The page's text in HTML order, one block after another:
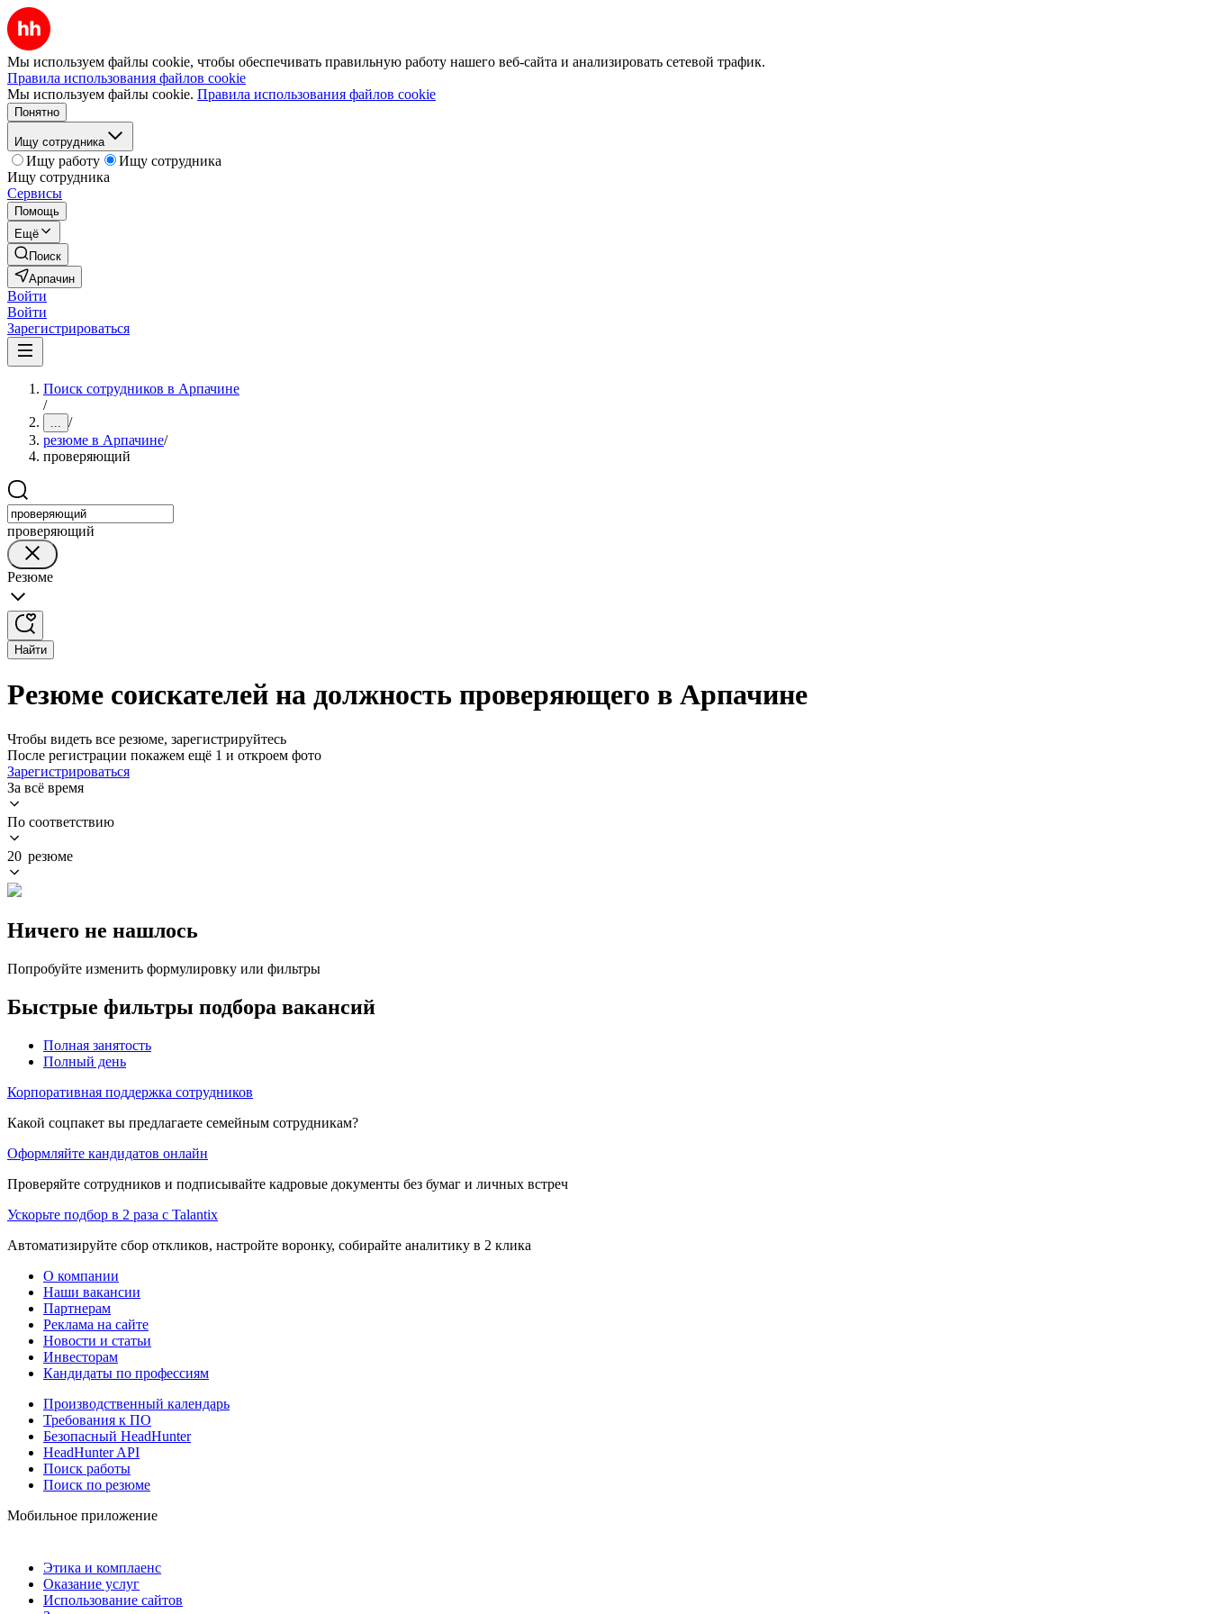
Мы используем файлы cookie, чтобы обеспечивать правильную работу нашего веб-сайта и анализировать сетевой трафик.
Правила использования файлов cookie
Мы используем файлы cookie. Правила использования файлов cookie
Понятно
Ищу сотрудника
Ищу работу
Ищу сотрудника
Ищу сотрудника
Сервисы
Помощь
Ещё
Поиск
Арпачин
Войти
Войти
Зарегистрироваться
Поиск сотрудников в Арпачине
/
... /
резюме в Арпачине/
проверяющий
проверяющий
Резюме
Найти
Резюме соискателей на должность проверяющего в Арпачине
Чтобы видеть все резюме, зарегистрируйтесь
После регистрации покажем ещё 1 и откроем фото
Зарегистрироваться
За всё время
По соответствию
20 резюме
Ничего не нашлось
Попробуйте изменить формулировку или фильтры
Быстрые фильтры подбора вакансий
Полная занятость
Полный день
Корпоративная поддержка сотрудников
Какой соцпакет вы предлагаете семейным сотрудникам?
Оформляйте кандидатов онлайн
Проверяйте сотрудников и подписывайте кадровые документы без бумаг и личных встреч
Ускорьте подбор в 2 раза с Talantix
Автоматизируйте сбор откликов, настройте воронку, собирайте аналитику в 2 клика
О компании
Наши вакансии
Партнерам
Реклама на сайте
Новости и статьи
Инвесторам
Кандидаты по профессиям
Производственный календарь
Требования к ПО
Безопасный HeadHunter
HeadHunter API
Поиск работы
Поиск по резюме
Мобильное приложение
Этика и комплаенс
Оказание услуг
Использование сайтов